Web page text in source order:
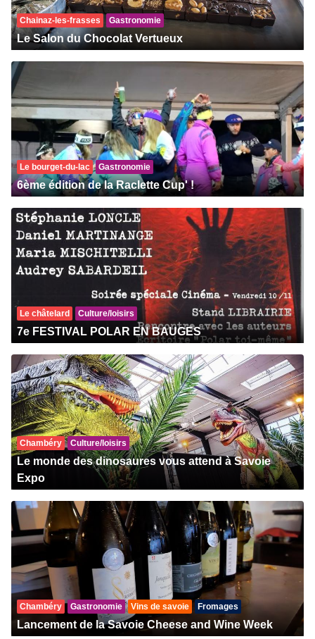
Chainaz-les-frasses Gastronomie
Le Salon du Chocolat Vertueux
Le bourget-du-lac Gastronomie
6ème édition de la Raclette Cup' !
Le châtelard Culture/loisirs
7e FESTIVAL POLAR EN BAUGES
Chambéry Culture/loisirs
Le monde des dinosaures vous attend à Savoie
Expo
Chambéry Gastronomie Vins de savoie Fromages
Lancement de la Savoie Cheese and Wine Week